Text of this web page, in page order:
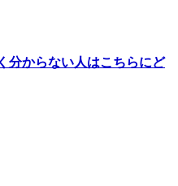
分からない人はこちらにど